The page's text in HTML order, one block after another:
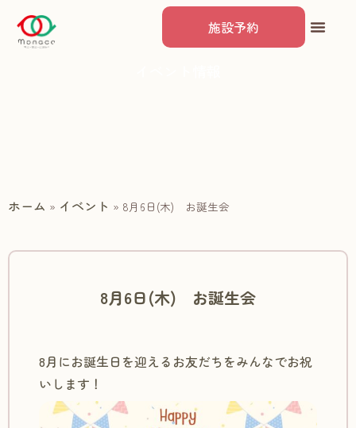
施設予約
ホーム » イベント » 8月6日(木) お誕生会
8月6日(木) お誕生会
8月にお誕生日を迎えるお友だちをみんなでお祝
いします！